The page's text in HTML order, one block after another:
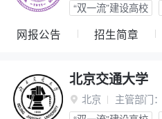
“双一流”建设高校
网报公告 招生简章
北京交通大学
 北京 主管部门：